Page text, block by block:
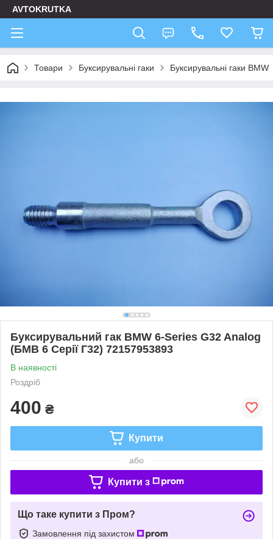
AVTOKRUTKA
Товари Буксирувальні гаки Буксирувальні гаки BMW
Буксирувальний гак BMW 6-Series G32 Analog
(БМВ 6 Серії Г32) 72157953893
В наявності
Роздріб
400 ₴
Купити
або
Купити з
Що таке купити з Пром?
Замовлення під захистом